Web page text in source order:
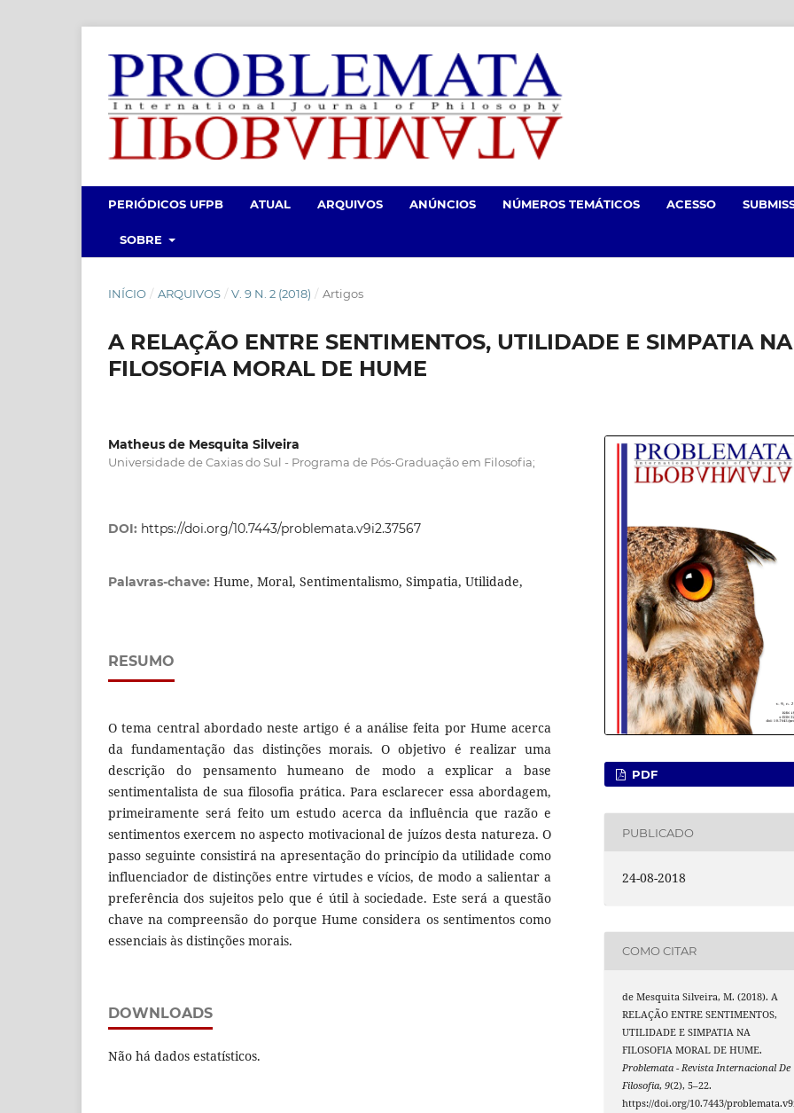
PERIÓDICOS UFPB ATUAL ARQUIVOS ANÚNCIOS NÚMEROS TEMÁTICOS ACESSO
SOBRE
INÍCIO / ARQUIVOS / V. 9 N. 2 (2018) / Artigos
A RELAÇÃO ENTRE SENTIMENTOS, UTILIDADE E SIMPATIA NA
FILOSOFIA MORAL DE HUME
Matheus de Mesquita Silveira
Universidade de Caxias do Sul - Programa de Pós-Graduação em Filosofia;
DOI: https://doi.org/10.7443/problemata.v9i2.37567
Palavras-chave: Hume, Moral, Sentimentalismo, Simpatia, Utilidade,
RESUMO
O tema central abordado neste artigo é a análise feita por Hume acerca
da fundamentação das distinções morais. O objetivo é realizar uma
descrição do pensamento humeano de modo a explicar a base
sentimentalista de sua filosofia prática. Para esclarecer essa abordagem,
primeiramente será feito um estudo acerca da influência que razão e
sentimentos exercem no aspecto motivacional de juízos desta natureza. O
passo seguinte consistirá na apresentação do princípio da utilidade como
influenciador de distinções entre virtudes e vícios, de modo a salientar a
preferência dos sujeitos pelo que é útil à sociedade. Este será a questão
chave na compreensão do porque Hume considera os sentimentos como
essenciais às distinções morais.
DOWNLOADS
Não há dados estatísticos.
PDF
PUBLICADO
24-08-2018
COMO CITAR
de Mesquita Silveira, M. (2018). A
RELAÇÃO ENTRE SENTIMENTOS,
UTILIDADE E SIMPATIA NA
FILOSOFIA MORAL DE HUME.
Problemata - Revista Internacional De
Filosofia,9(2), 5–22.
https://doi.org/10.7443/